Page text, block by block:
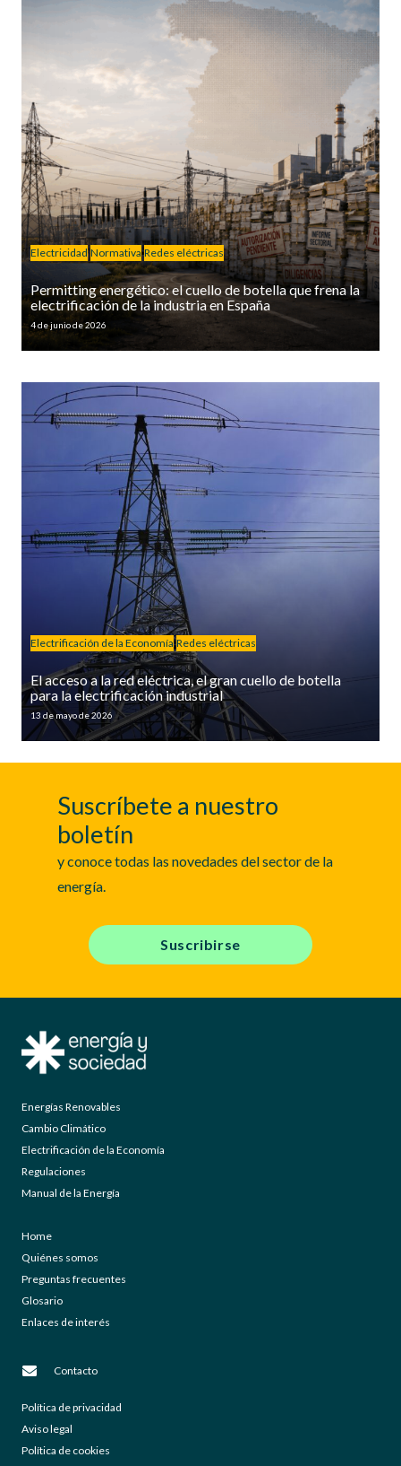
Electricidad Normativa Redes eléctricas
Permitting energético: el cuello de botella que frena la
electrificación de la industria en España
4 de junio de 2026
Electrificación de la Economía Redes eléctricas
El acceso a la red eléctrica, el gran cuello de botella
para la electrificación industrial
13 de mayo de 2026
Suscríbete a nuestro
boletín
y conoce todas las novedades del sector de la
energía.
Suscribirse
Energías Renovables
Cambio Climático
Electrificación de la Economía
Regulaciones
Manual de la Energía
Home
Quiénes somos
Preguntas frecuentes
Glosario
Enlaces de interés
Contacto
Política de privacidad
Aviso legal
Política de cookies